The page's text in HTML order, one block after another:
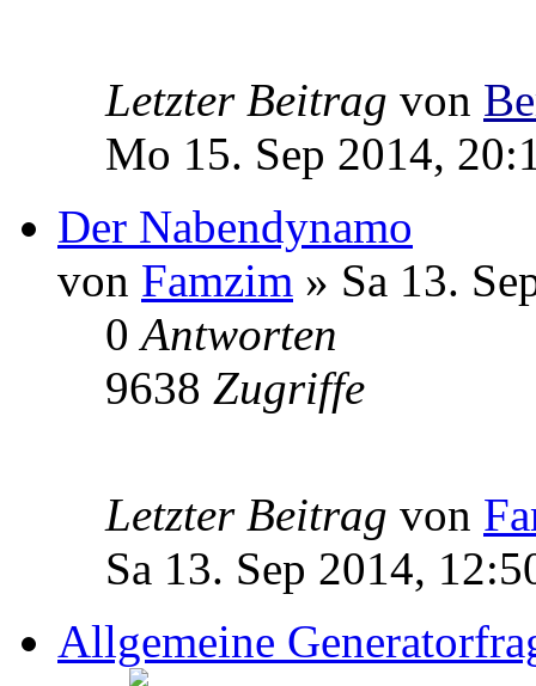
Letzter Beitrag von
Mo 15. Sep 2014,
Der Nabendynamo
von Famzim » Sa 13.
0Antworten
9638 Zugriffe
Letzter Beitrag von
Sa 13. Sep 2014,
Allgemeine